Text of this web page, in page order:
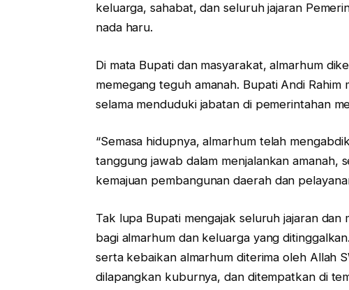
keluarga, sahabat, dan seluruh jajaran
nada haru.
Di mata Bupati dan masyarakat, almarhum
memegang teguh amanah. Bupati Andi
selama menduduki jabatan di pemerintahan
“Semasa hidupnya, almarhum telah
tanggung jawab dalam menjalankan amanah,
kemajuan pembangunan daerah dan
Tak lupa Bupati mengajak seluruh jajaran
bagi almarhum dan keluarga yang
serta kebaikan almarhum diterima oleh Allah
dilapangkan kuburnya, dan ditempatkan di